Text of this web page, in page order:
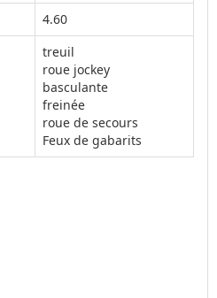
4.60
treuil
roue jockey
basculante
freinée
roue de secours
Feux de gabarits